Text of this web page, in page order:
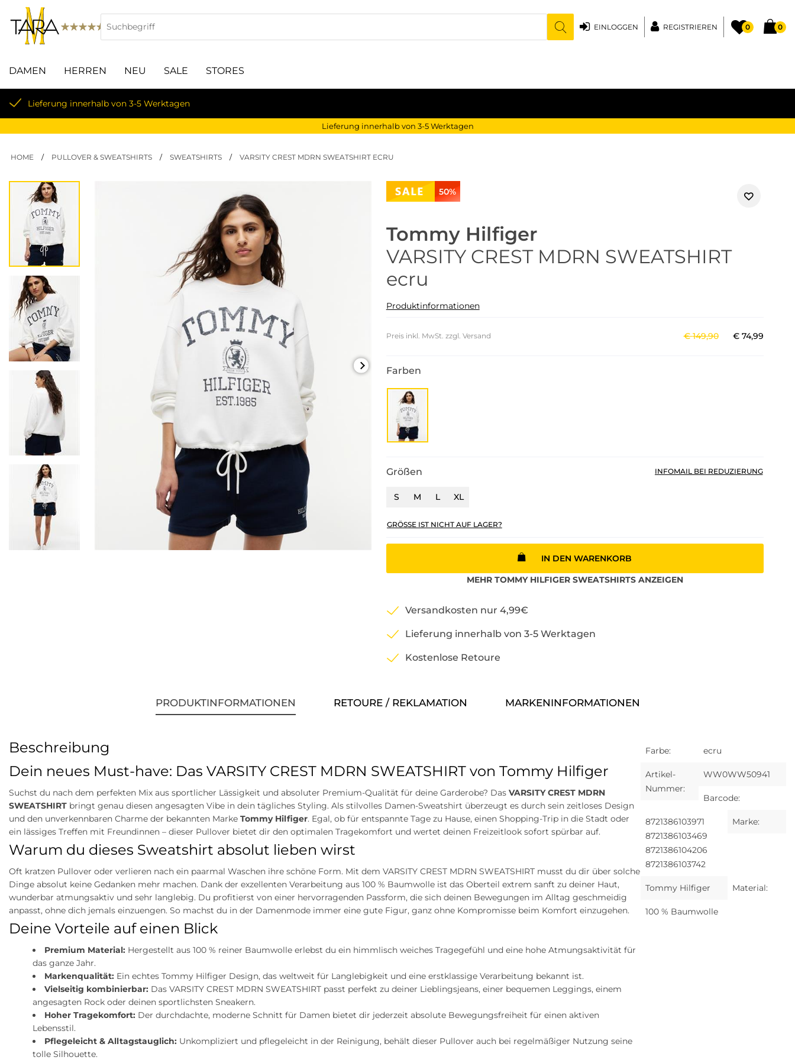
0 0
REGISTRIEREN
EINLOGGEN
DAMEN HERREN NEU SALE STORES
Lieferung innerhalb von 3-5 Werktagen
Lieferung innerhalb von 3-5 Werktagen
HOME / PULLOVER & SWEATSHIRTS / SWEATSHIRTS / VARSITY CREST MDRN SWEATSHIRT ECRU
50%
Tommy Hilfiger
VARSITY CREST MDRN SWEATSHIRT
ecru
Produktinformationen
Preis inkl. MwSt. zzgl. Versand €149,90 € 74,99
Farben
Größen
S M L XL
INFOMAIL BEI REDUZIERUNG
GRÖSSE IST NICHT AUF LAGER?
IN DEN WARENKORB
MEHR TOMMY HILFIGER SWEATSHIRTSANZEIGEN
Versandkosten nur 4,99€
Lieferung innerhalb von 3-5 Werktagen
Kostenlose Retoure
PRODUKTINFORMATIONEN RETOURE / REKLAMATION MARKENINFORMATIONEN
Farbe: ecru
Artikel-
Nummer:
WW0WW50941
Barcode:
8721386103971
8721386103469
8721386104206
8721386103742
Marke:
Tommy Hilfiger Material:
100 % Baumwolle
Beschreibung
Dein neues Must-have: Das VARSITY CREST MDRN SWEATSHIRT von Tommy Hilfiger
Suchst du nach dem perfekten Mix aus sportlicher Lässigkeit und absoluter Premium-Qualität für deine Garderobe? Das VARSITY CREST MDRN
SWEATSHIRT bringt genau diesen angesagten Vibe in dein tägliches Styling. Als stilvolles Damen-Sweatshirt überzeugt es durch sein zeitloses Design
und den unverkennbaren Charme der bekannten Marke Tommy Hilfiger. Egal, ob für entspannte Tage zu Hause, einen Shopping-Trip in die Stadt oder
ein lässiges Treffen mit Freundinnen – dieser Pullover bietet dir den optimalen Tragekomfort und wertet deinen Freizeitlook sofort spürbar auf.
Warum du dieses Sweatshirt absolut lieben wirst
Oft kratzen Pullover oder verlieren nach ein paarmal Waschen ihre schöne Form. Mit dem VARSITY CREST MDRN SWEATSHIRT musst du dir über solche
Dinge absolut keine Gedanken mehr machen. Dank der exzellenten Verarbeitung aus 100 % Baumwolle ist das Oberteil extrem sanft zu deiner Haut,
wunderbar atmungsaktiv und sehr langlebig. Du profitierst von einer hervorragenden Passform, die sich deinen Bewegungen im Alltag geschmeidig
anpasst, ohne dich jemals einzuengen. So machst du in der Damenmode immer eine gute Figur, ganz ohne Kompromisse beim Komfort einzugehen.
Deine Vorteile auf einen Blick
Premium Material: Hergestellt aus 100 % reiner Baumwolle erlebst du ein himmlisch weiches Tragegefühl und eine hohe Atmungsaktivität für
das ganze Jahr.
Markenqualität: Ein echtes Tommy Hilfiger Design, das weltweit für Langlebigkeit und eine erstklassige Verarbeitung bekannt ist.
Vielseitig kombinierbar: Das VARSITY CREST MDRN SWEATSHIRT passt perfekt zu deiner Lieblingsjeans, einer bequemen Leggings, einem
angesagten Rock oder deinen sportlichsten Sneakern.
Hoher Tragekomfort: Der durchdachte, moderne Schnitt für Damen bietet dir jederzeit absolute Bewegungsfreiheit für einen aktiven
Lebensstil.
Pflegeleicht & Alltagstauglich: Unkompliziert und pflegeleicht in der Reinigung, behält dieser Pullover auch bei regelmäßiger Nutzung seine
tolle Silhouette.